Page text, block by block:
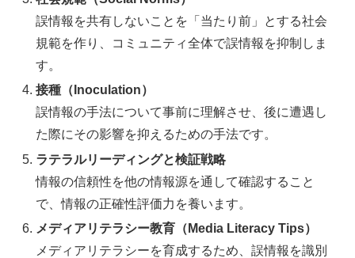
誤情報を共有しないことを「当たり前」とする社会
規範を作り、コミュニティ全体で誤情報を抑制しま
す。
接種（Inoculation）
誤情報の手法について事前に理解させ、後に遭遇し
た際にその影響を抑えるための手法です。
ラテラルリーディングと検証戦略
情報の信頼性を他の情報源を通して確認すること
で、情報の正確性評価力を養います。
メディアリテラシー教育（Media Literacy Tips）
メディアリテラシーを育成するため、誤情報を識別